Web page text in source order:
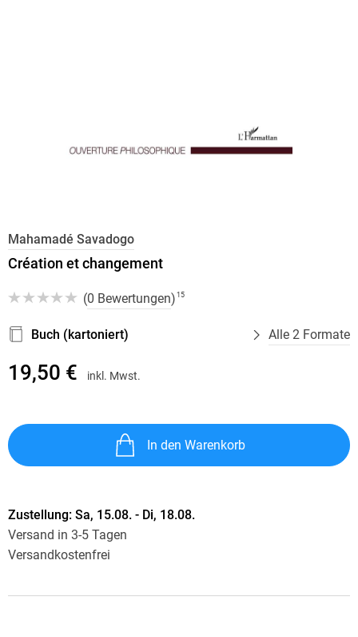
Mahamadé Savadogo
Création et changement
(0 Bewertungen) 15
Buch (kartoniert) Alle 2 Formate
19,50 € inkl. Mwst.
In den Warenkorb
Zustellung: Sa, 15.08. - Di, 18.08.
Versand in 3-5 Tagen
Versandkostenfrei